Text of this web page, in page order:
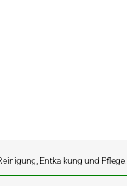
Entkalkung und Pflege.